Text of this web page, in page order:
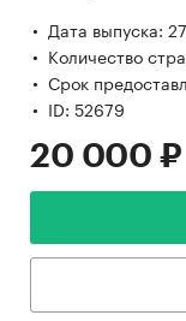
Дата выпуска:
Количество
Срок
ID: 52679
20 000 ₽